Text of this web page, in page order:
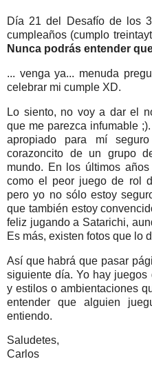
Día 21 del Desafío de los
cumpleaños (cumplo
Nunca podrás entender
... venga ya... menuda
celebrar mi cumple XD.
Lo siento, no voy a dar el
que me parezca infumable
apropiado para mí
corazoncito de un grupo
mundo. En los últimos
como el peor juego de rol
pero yo no sólo estoy
que también estoy
feliz jugando a Satarichi,
Es más, existen fotos que lo
Así que habrá que pasar
siguiente día. Yo hay
y estilos o ambientaciones
entender que alguien
entiendo.
Saludetes,
Carlos